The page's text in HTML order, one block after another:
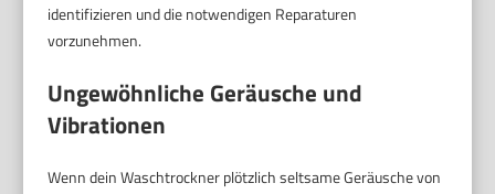
identifizieren und die notwendigen Reparaturen
vorzunehmen.
Ungewöhnliche Geräusche und
Vibrationen
Wenn dein Waschtrockner plötzlich seltsame Geräusche von